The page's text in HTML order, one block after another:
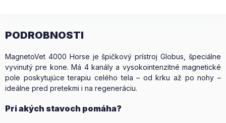
PODROBNOSTI
MagnetoVet 4000 Horse je špičkový prístroj Globus, špeciálne
vyvinutý pre kone. Má 4 kanály a vysokointenzitné magnetické
pole poskytujúce terapiu celého tela – od krku až po nohy –
ideálne pred pretekmi i na regeneráciu.
Pri akých stavoch pomáha?